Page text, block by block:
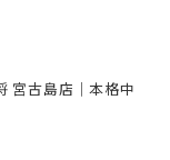
検索
宮古島店｜本格中